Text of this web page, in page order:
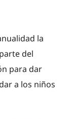
la
del
para dar
a los niños